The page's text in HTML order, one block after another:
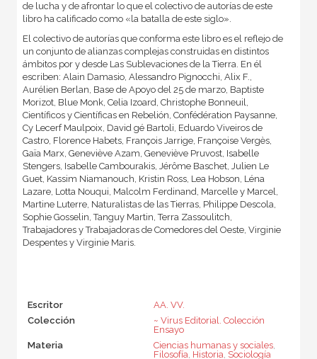
de lucha y de afrontar lo que el colectivo de autorías de este
libro ha calificado como «la batalla de este siglo».
El colectivo de autorías que conforma este libro es el reflejo de
un conjunto de alianzas complejas construidas en distintos
ámbitos por y desde Las Sublevaciones de la Tierra. En él
escriben: Alain Damasio, Alessandro Pignocchi, Alix F.,
Aurélien Berlan, Base de Apoyo del 25 de marzo, Baptiste
Morizot, Blue Monk, Celia Izoard, Christophe Bonneuil,
Científicos y Científicas en Rebelión, Confédération Paysanne,
Cy Lecerf Maulpoix, David gé Bartoli, Eduardo Viveiros de
Castro, Florence Habets, François Jarrige, Françoise Vergès,
Gaïa Marx, Geneviève Azam, Geneviève Pruvost, Isabelle
Stengers, Isabelle Cambourakis, Jérôme Baschet, Julien Le
Guet, Kassim Niamanouch, Kristin Ross, Lea Hobson, Léna
Lazare, Lotta Nouqui, Malcolm Ferdinand, Marcelle y Marcel,
Martine Luterre, Naturalistas de las Tierras, Philippe Descola,
Sophie Gosselin, Tanguy Martin, Terra Zassoulitch,
Trabajadores y Trabajadoras de Comedores del Oeste, Virginie
Despentes y Virginie Maris.
Escritor
AA. VV.
Colección
~ Virus Editorial. Colección
Ensayo
Materia
Ciencias humanas y sociales,
Filosofía Historia Sociología